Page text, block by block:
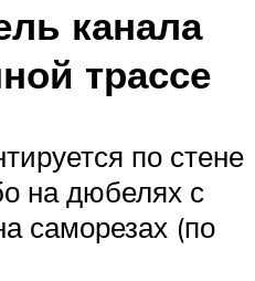
канала
трассе
по стене
на дюбелях с
саморезах (по